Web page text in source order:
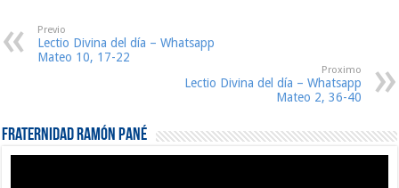
Previo
Lectio Divina del día – Whatsapp
Mateo 10, 17-22
Proximo
Lectio Divina del día – Whatsapp
Mateo 2, 36-40
Fraternidad Ramón Pané